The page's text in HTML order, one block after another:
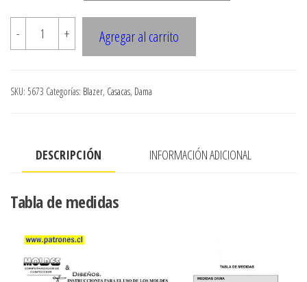
-
5673
CHAQUETA
EVASE
C/BOLSILLOS,
GLOBO
+ Agregar al carrito
SKU: 5673 Categorías: Blazer, Casacas, Dama
DESCRIPCIÓN INFORMACIÓN ADICIONAL
Tabla de medidas